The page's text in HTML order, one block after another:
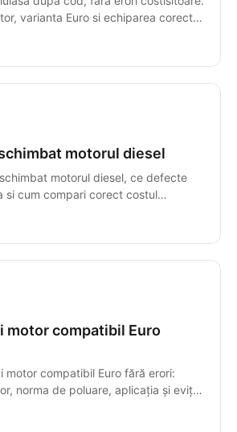
varianta Euro si echiparea corecta
motorul diesel
motorul diesel, ce defecte
si cum compari corect costul
motor compatibil Euro
motor compatibil Euro fără erori:
norma de poluare, aplicația și eviți